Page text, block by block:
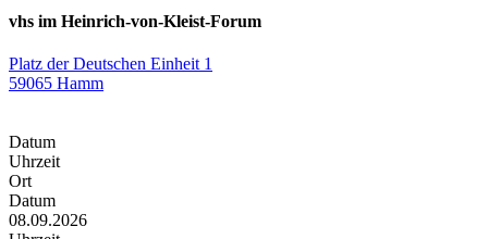
vhs im Heinrich-von-Kleist-Forum
Platz der Deutschen Einheit 1
59065 Hamm
Datum
Uhrzeit
Ort
Datum
08.09.2026